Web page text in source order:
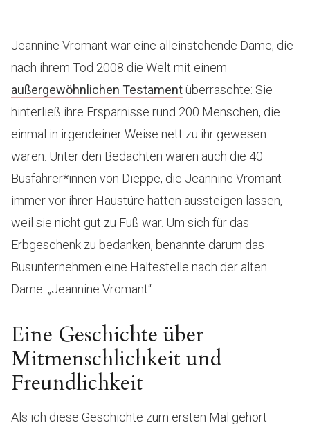
Jeannine Vromant war eine alleinstehende Dame, die
nach ihrem Tod 2008 die Welt mit einem
außergewöhnlichen Testament überraschte: Sie
hinterließ ihre Ersparnisse rund 200 Menschen, die
einmal in irgendeiner Weise nett zu ihr gewesen
waren. Unter den Bedachten waren auch die 40
Busfahrer*innen von Dieppe, die Jeannine Vromant
immer vor ihrer Haustüre hatten aussteigen lassen,
weil sie nicht gut zu Fuß war. Um sich für das
Erbgeschenk zu bedanken, benannte darum das
Busunternehmen eine Haltestelle nach der alten
Dame: „Jeannine Vromant“.
Eine Geschichte über
Mitmenschlichkeit und
Freundlichkeit
Als ich diese Geschichte zum ersten Mal gehört